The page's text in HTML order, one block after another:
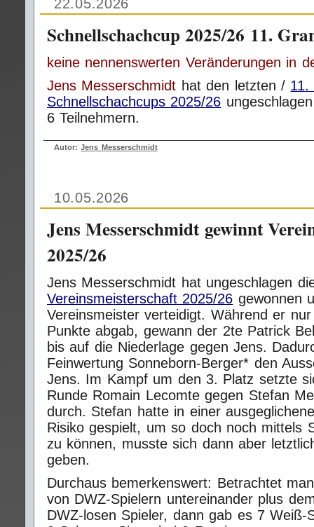
22.05.2026
Schnellschachcup 2025/26 11.
keine nennenswerten Veränderungen in
Jens Messerschmidt hat den letzten / 11.
Schnellschachcups 2025/26
6 Teilnehmern.
Autor:Jens Messerschmidt
10.05.2026
Jens Messerschmidt gewinnt
2025/26
Jens Messerschmidt hat ungeschlagen
Vereinsmeisterschaft 2025/26 gewonnen
Vereinsmeister verteidigt. Während er
Punkte abgab, gewann der 2te Patrick
bis auf die Niederlage gegen Jens.
Feinwertung Sonneborn-Berger* den
Jens. Im Kampf um den 3. Platz setzte
Runde Romain Lecomte gegen Stefan
durch. Stefan hatte in einer
Risiko gespielt, um so doch noch mittels
zu können, musste sich dann aber
geben.
Durchaus bemerkenswert: Betrachtet
von DWZ‑Spielern untereinander plus
DWZ‑losen Spieler, dann gab es 7